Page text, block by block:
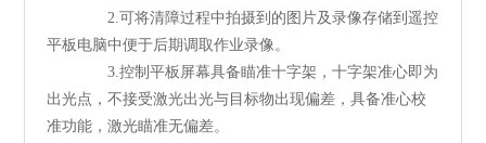
2.可将清障过程中拍摄到的图片及录像存储到遥控
平板电脑中便于后期调取作业录像。
3.控制平板屏幕具备瞄准十字架，十字架准心即为
出光点，不接受激光出光与目标物出现偏差，具备准心校
准功能，激光瞄准无偏差。